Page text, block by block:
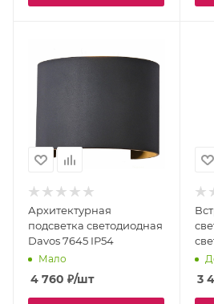
Архитектурная
подсветка светодиодная
Davos 7645 IP54
Мало
4 760 ₽/шт 3